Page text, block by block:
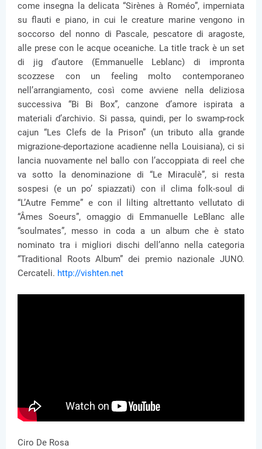
come insegna la delicata “Sirènes à Roméo”, imperniata
su flauti e piano, in cui le creature marine vengono in
soccorso del nonno di Pascale, pescatore di aragoste,
alle prese con le acque oceaniche. La title track è un set
di jig d’autore (Emmanuelle Leblanc) di impronta
scozzese con un feeling molto contemporaneo
nell’arrangiamento, così come avviene nella deliziosa
successiva “Bi Bi Box”, canzone d’amore ispirata a
materiali d’archivio. Si passa, quindi, per lo swamp-rock
cajun “Les Clefs de la Prison” (un tributo alla grande
migrazione-deportazione acadienne nella Louisiana), ci si
lancia nuovamente nel ballo con l’accoppiata di reel che
va sotto la denominazione di “Le Miraculè”, si resta
sospesi (e un po’ spiazzati) con il clima folk-soul di
“L’Autre Femme” e con il lilting altrettanto vellutato di
“Âmes Soeurs”, omaggio di Emmanuelle LeBlanc alle
“soulmates”, messo in coda a un album che è stato
nominato tra i migliori dischi dell’anno nella categoria
“Traditional Roots Album” dei premio nazionale JUNO.
Cercateli. http://vishten.net
Ciro De Rosa